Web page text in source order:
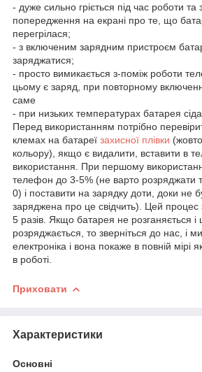
- дуже сильно гріється під час роботи та
попередження на екрані про те, що
перегрілася;
- з включеним зарядним пристроєм
заряджатися;
- просто вимикається з-поміж роботи
цьому є заряд, при повторному
саме
- при низьких температурах батарея
Перед використанням потрібно
клемах на батареї захисної плівки
кольору), якщо є видалити, вставити в
використання. При першому
телефон до 3-5% (не варто розряджати
0) і поставити на зарядку доти, доки не
заряджена про це свідчить). Цей процес
5 разів. Якщо батарея не розганяється і
розряджається, то зверніться до нас, і
електроніка і вона покаже в повній мірі
в роботі.
Приховати
Характеристики
Основні